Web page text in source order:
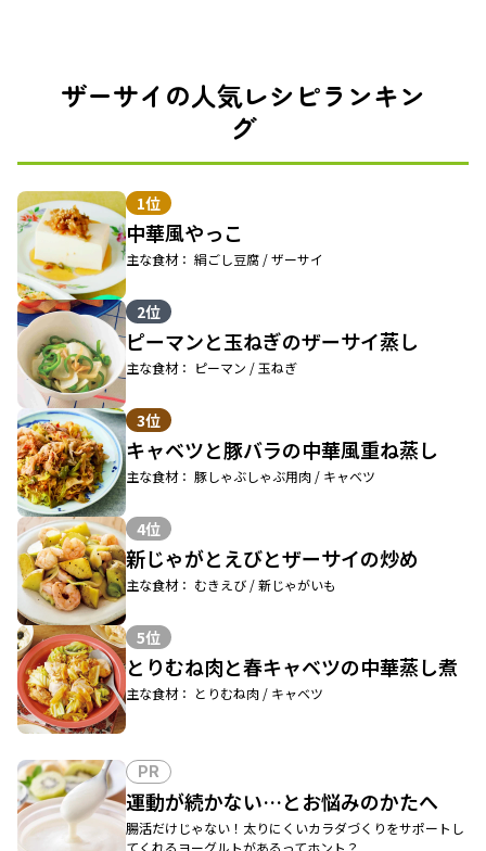
ザーサイの人気レシピランキン
グ
1位
中華風やっこ
主な食材： 絹ごし豆腐 / ザーサイ
2位
ピーマンと玉ねぎのザーサイ蒸し
主な食材： ピーマン / 玉ねぎ
3位
キャベツと豚バラの中華風重ね蒸し
主な食材： 豚しゃぶしゃぶ用肉 / キャベツ
4位
新じゃがとえびとザーサイの炒め
主な食材： むきえび / 新じゃがいも
5位
とりむね肉と春キャベツの中華蒸し煮
主な食材： とりむね肉 / キャベツ
PR
運動が続かない…とお悩みのかたへ
腸活だけじゃない！太りにくいカラダづくりをサポートし